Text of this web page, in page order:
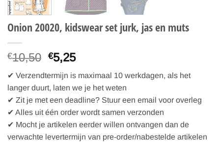
Onion 20020, kidswear set jurk, jas en muts
€10,50 Oorspronkelijke
was:
€10,50.
€5,25Huidige
is:
€5,25.
✔ Verzendtermijn is maximaal 10 werkdagen, als het
langer duurt, laten we je het weten
✔ Zit je met een deadline? Stuur een email voor overleg
✔ Alles uit één order wordt samen verzonden
✔ Mocht je artikelen eerder willen ontvangen dan de
verwachte levertermijn van pre-order/nabestelde artikelen